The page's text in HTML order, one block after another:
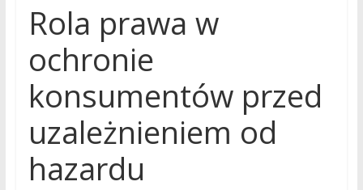
Rola prawa w
ochronie
konsumentów przed
uzależnieniem od
hazardu